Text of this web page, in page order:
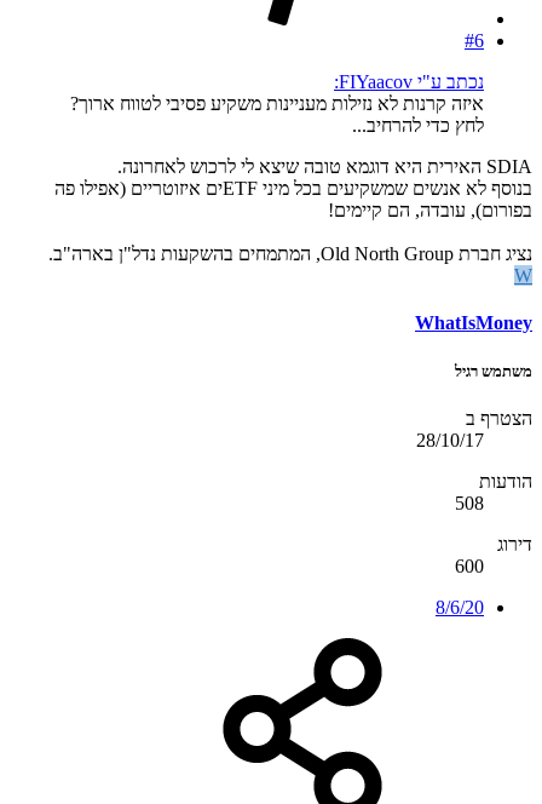
#6
נכתב ע"י FIYaacov:
איזה קרנות לא נזילות מעניינות משקיע פסיבי לטווח ארוך?
לחץ כדי להרחיב...
SDIA האירית היא דוגמא טובה שיצא לי לרכוש לאחרונה.
בנוסף לא אנשים שמשקיעים בכל מיני ETFים איזוטריים (אפילו פה
בפורום), עובדה, הם קיימים!
נציג חברת Old North Group, המתמחים בהשקעות נדל"ן בארה"ב.
W
WhatIsMoney
משתמש רגיל
הצטרף ב
28/10/17
הודעות
508
דירוג
600
8/6/20